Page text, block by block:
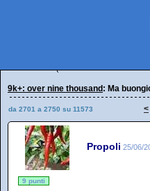
9k+: over nine thousand : Ma
da 2701 a 2750 su 11573 <
Propoli 25/06/
9 punti